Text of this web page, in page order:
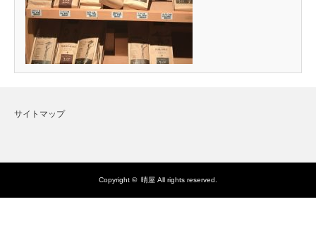
サイトマップ
Copyright © 晴屋 All rights reserved.